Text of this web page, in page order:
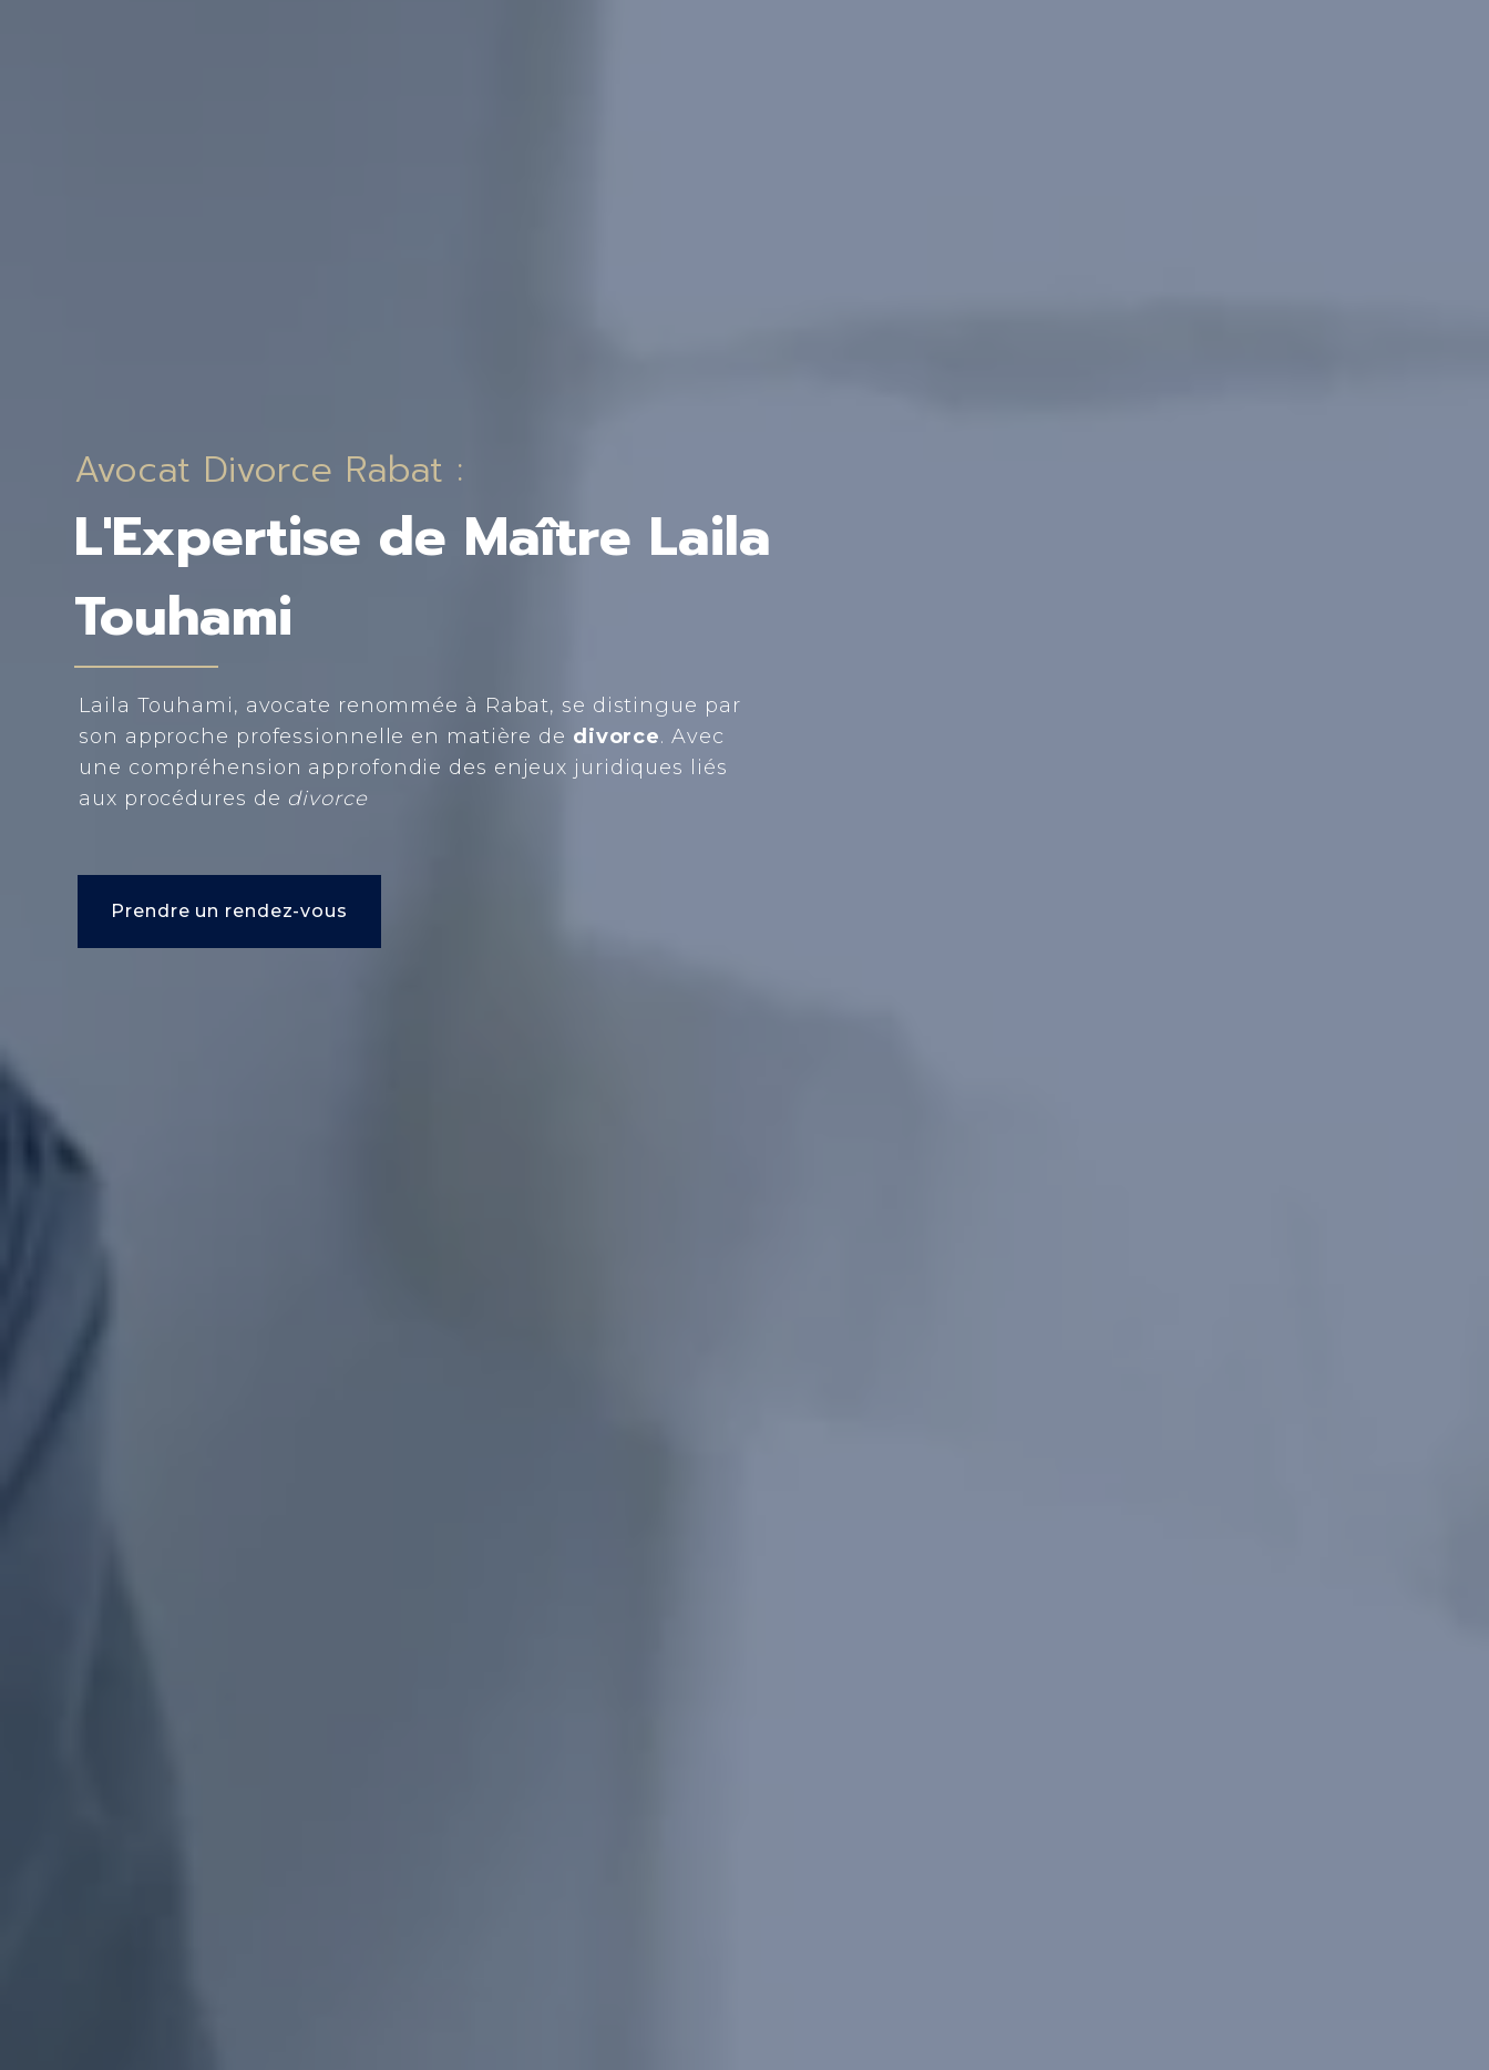
Avocat Divorce Rabat :
L'Expertise de Maître Laila
Touhami
Laila Touhami, avocate renommée à Rabat, se distingue par
son approche professionnelle en matière de divorce. Avec
une compréhension approfondie des enjeux juridiques liés
aux procédures de divorce
Prendre un rendez-vous